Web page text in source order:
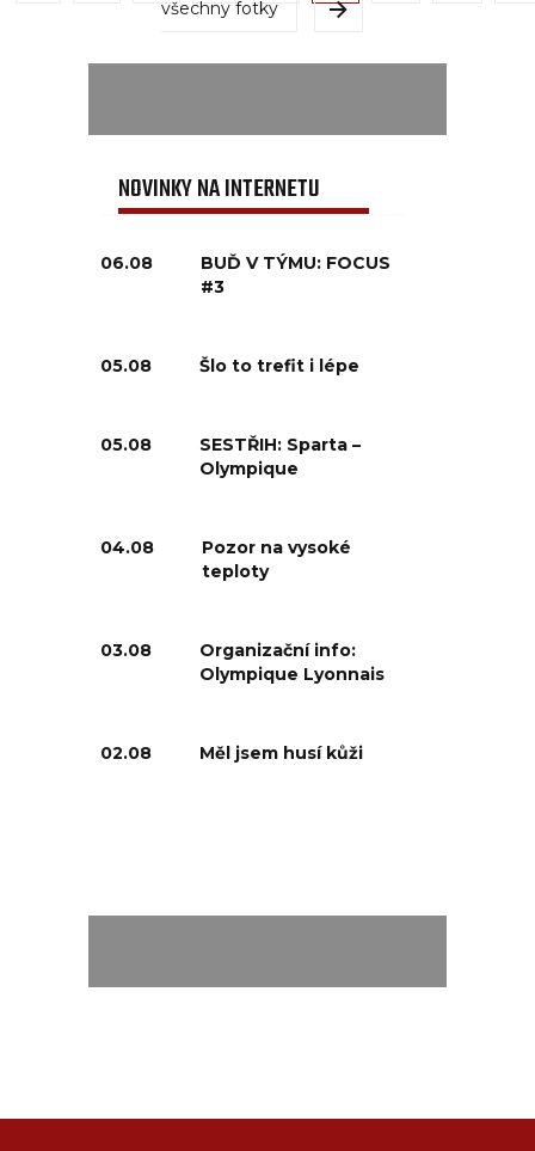
všechny fotky
NOVINKY NA INTERNETU
06.08
BUĎ V TÝMU: FOCUS
#3
05.08 Šlo to trefit i lépe
05.08
SESTŘIH: Sparta –
Olympique
04.08
Pozor na vysoké
teploty
03.08
Organizační info:
Olympique Lyonnais
02.08 Měl jsem husí kůži